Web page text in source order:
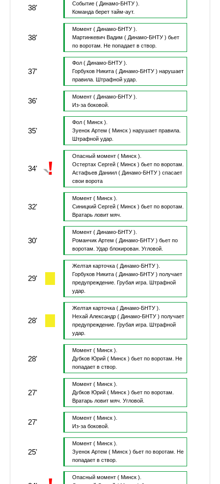
38' Событие ( Динамо-БНТУ ).
Команда берет тайм-аут.
38'
Момент ( Динамо-БНТУ ).
Мартинкевич Вадим ( Динамо-БНТУ ) бьет
по воротам.
Не попадает в створ.
37'
Фол ( Динамо-БНТУ ).
Горбуков Никита( Динамо-БНТУ ) нарушает
правила.
Штрафной удар.
36' Момент ( Динамо-БНТУ ).
Из-за боковой.
35'
Фол ( Минск ).
Зуенок Артем ( Минск ) нарушает правила.
Штрафной удар.
34'
Опасный момент ( Минск ).
Остертах Сергей( Минск ) бьет по воротам.
Астафьев Даниил( Динамо-БНТУ ) спасает
свои ворота
32'
Момент ( Минск ).
Синицкий Сергей( Минск ) бьет по воротам.
Вратарь ловит мяч.
30'
Момент ( Динамо-БНТУ ).
Романчик Артем ( Динамо-БНТУ ) бьет по
воротам. Удар блокирован. Угловой.
29'
Желтая карточка ( Динамо-БНТУ ).
Горбуков Никита( Динамо-БНТУ ) получает
предупреждение.
Грубая игра.
Штрафной
удар.
28'
Желтая карточка ( Динамо-БНТУ ).
Нехай Александр( Динамо-БНТУ ) получает
предупреждение.
Грубая игра.
Штрафной
удар.
28'
Момент ( Минск ).
Дубков Юрий( Минск ) бьет по воротам.
Не
попадает в створ.
27'
Момент ( Минск ).
Дубков Юрий( Минск ) бьет по воротам.
Вратарь ловит мяч. Угловой.
27' Момент ( Минск ).
Из-за боковой.
25'
Момент ( Минск ).
Зуенок Артем ( Минск ) бьет по воротам.
Не
попадает в створ.
Опасный момент ( Минск ).